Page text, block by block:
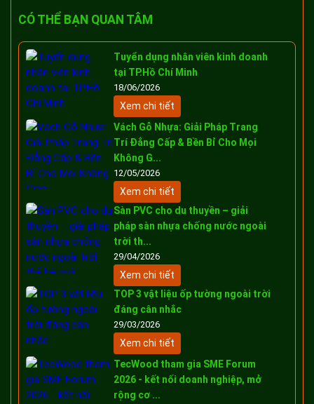
CÓ THỂ BẠN QUAN TÂM
Tuyển dụng nhân viên kinh doanh
tại TP.Hồ Chí Minh
18/06/2026
Xem chi tiết
Vách Gỗ Nhựa: Giải Pháp Trang
Trí Đẳng Cấp & Bền Bỉ Cho Mọi
Không G...
12/05/2026
Xem chi tiết
Sàn PVC cho du thuyền – giải
pháp sàn nhựa chống nước ngoài
trời th...
29/04/2026
Xem chi tiết
TOP 3 vật liệu ốp tường ngoài trời
đáng cân nhắc
29/03/2026
Xem chi tiết
TecWood tham gia SME Forum
2026 - kết nối doanh nghiệp, mở
rộng cơ ...